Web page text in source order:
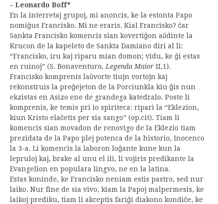
– Leonardo Boff*
En la interretaj grupoj, mi anoncis, ke la estonta Papo
nomiĝus Francisko. Mi ne eraris. Kial Francisko? ĉar
Sankta Francisko komencis sian kovertiĝon aŭdinte la
Krucon de la kapeleto de Sankta Damiano diri al li:
“Francisko, iru kaj riparu mian domon; vidu, ke ĝi estas
en ruinoj” (S. Bonaventuro, Legenda Maior II,1).
Francisko komprenis laŭvorte tiujn vortojn kaj
rekonstruis la preĝejeton de la Porciunkla kiu ĝis nun
ekzistas en Asizo ene de grandega katedralo. Poste li
komprenis, ke temis pri io spiriteca: ripari la “Eklezion,
kiun Kristo elaĉetis per sia sango” (op.cit). Tiam li
komencis sian movadon de renovigo de la Eklezio tiam
prezidata de la Papo plej potenca de la historio, Inocenco
la 3-a. Li komencis la laboron loĝante kune kun la
lepruloj kaj, brake al unu el ili, li vojiris predikante la
Evangelion en populara lingvo, ne en la latina.
Estas koninde, ke Francisko neniam estis pastro, sed nur
laiko. Nur fine de sia vivo, kiam la Papoj malpermesis, ke
laikoj prediku, tiam li akceptis fariĝi diakono kondiĉe, ke